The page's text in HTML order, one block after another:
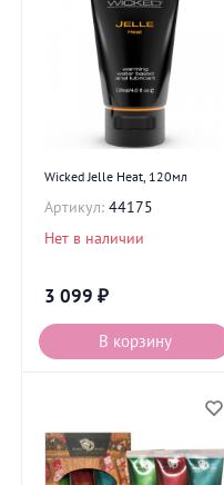
Wicked Jelle Heat, 120мл
Артикул: 44175
Нет в наличии
3 099 ₽
В корзину